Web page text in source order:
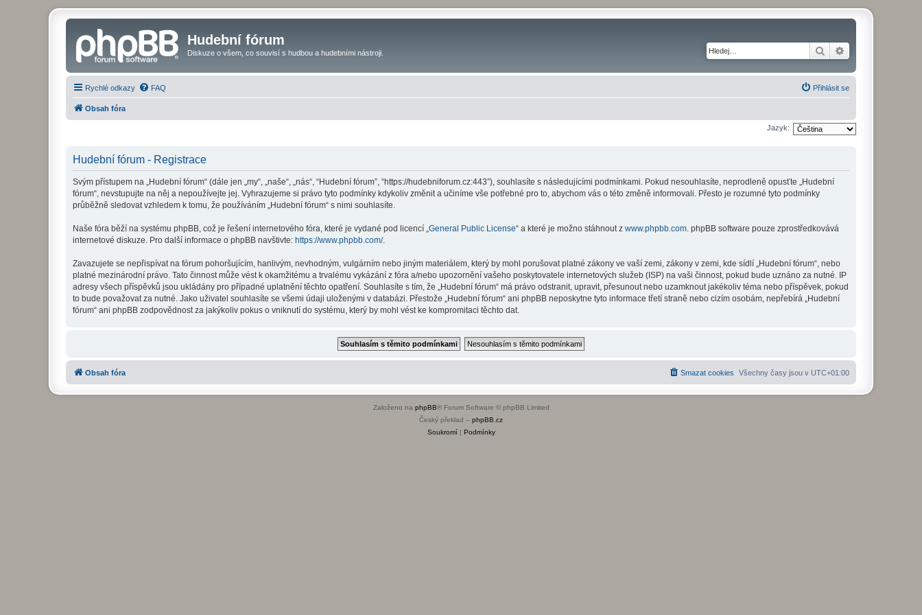
Hudební fórum
Diskuze o všem, co souvisí s hudbou a hudebními nástroji. Hledat
Rychlé odkazy FAQ Přihlásit se
Obsah fóra
Jazyk:
Hudební fórum - Registrace
Svým přístupem na „Hudební fórum“ (dále jen „my“, „naše“, „nás“, “Hudební fórum”, “https://hudebniforum.cz:443”), souhlasíte s následujícími podmínkami. Pokud nesouhlasíte, neprodleně opusťte „Hudební
fórum“, nevstupujte na něj a nepoužívejte jej. Vyhrazujeme si právo tyto podmínky kdykoliv změnit a učiníme vše potřebné pro to, abychom vás o této změně informovali. Přesto je rozumné tyto podmínky
průběžně sledovat vzhledem k tomu, že používáním „Hudební fórum“ s nimi souhlasíte.
Naše fóra běží na systému phpBB, což je řešení internetového fóra, které je vydané pod licencí „General Public License“ a které je možno stáhnout z www.phpbb.com. phpBB software pouze zprostředkovává
internetové diskuze. Pro další informace o phpBB navštivte: https://www.phpbb.com/.
Zavazujete se nepřispívat na fórum pohoršujícím, hanlivým, nevhodným, vulgárním nebo jiným materiálem, který by mohl porušovat platné zákony ve vaší zemi, zákony v zemi, kde sídlí „Hudební fórum“, nebo
platné mezinárodní právo. Tato činnost může vést k okamžitému a trvalému vykázání z fóra a/nebo upozornění vašeho poskytovatele internetových služeb (ISP) na vaši činnost, pokud bude uznáno za nutné. IP
adresy všech příspěvků jsou ukládány pro případné uplatnění těchto opatření. Souhlasíte s tím, že „Hudební fórum“ má právo odstranit, upravit, přesunout nebo uzamknout jakékoliv téma nebo příspěvek, pokud
to bude považovat za nutné. Jako uživatel souhlasíte se všemi údaji uloženými v databázi. Přestože „Hudební fórum“ ani phpBB neposkytne tyto informace třetí straně nebo cizím osobám, nepřebírá „Hudební
fórum“ ani phpBB zodpovědnost za jakýkoliv pokus o vniknutí do systému, který by mohl vést ke kompromitaci těchto dat.
Obsah fóra Všechny časy jsou v UTC+01:00
Smazat cookies
Založeno na phpBB® Forum Software © phpBB Limited
Český překlad – phpBB.cz
Soukromí| Podmínky